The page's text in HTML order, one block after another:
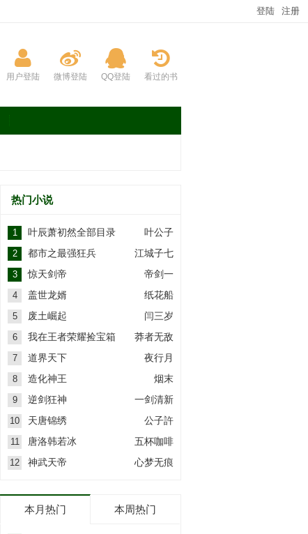
登陆 注册
看过的书
QQ登陆
微博登陆
用户登陆
热门小说
1 叶公子
叶辰萧初然全部目录
2 江城子七
都市之最强狂兵
3 帝剑一
惊天剑帝
4 纸花船
盖世龙婿
5 闫三岁
废土崛起
6 莽者无敌
我在王者荣耀捡宝箱
7 夜行月
道界天下
8 烟末
造化神王
9 一剑清新
逆剑狂神
10 公子許
天唐锦绣
11 五杯咖啡
唐洛韩若冰
12 心梦无痕
神武天帝
本月热门 本周热门